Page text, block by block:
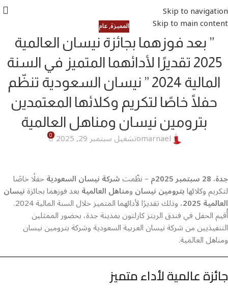
Skip to navigation
Skip to main content المميزة,عام
” بعد فوزهما بجائزة نيسان العالمية
2025 تقديرًا لأدائهما المتميز في السنة
المالية 2024 ” نيسان السعودية تنظّم
حفلًا خاصًا لتكريم وكلائها المعتمدين
بترومين نيسان ومناهل العالمية
omarnaelتشغيل سبتمبر 29, 2025 0
جدة، 28 سبتمبر 2025م – نظّمتشركة نيسان السعوديةحفلًا خاصًا
لتكريم وكلائهابترومين نيسانومناهل العالميةبعد فوزهما بجائزةنيسان
العالمية 2025 ، وذلك تقديرًا لأدائهما المتميز خلال السنة المالية 2024.
أُقيم الحفل في فندق الريتز كارلتون بمدينة جدة، بحضور الممثلين
التنفيذيين من شركة نيسان العربية السعودية وشركة بترومين نيسان
ومناهل العالمية.
جائزة عالمية لأداء متميز